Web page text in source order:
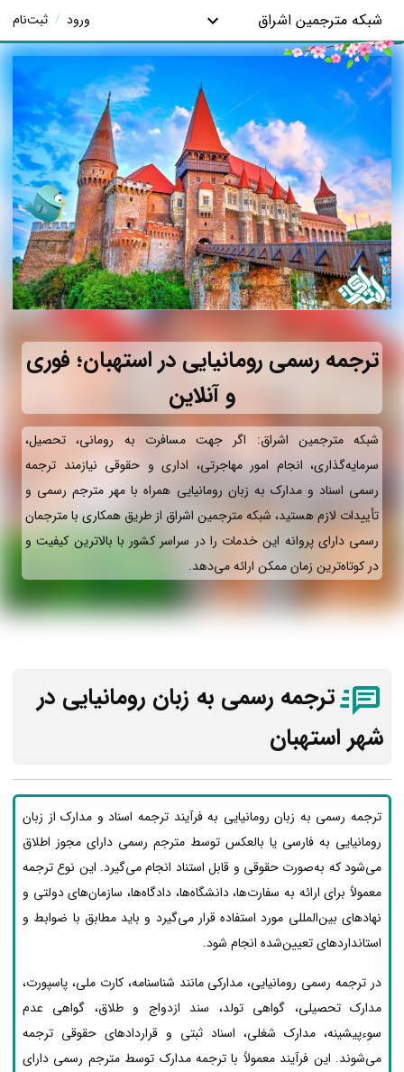
شبکه مترجمین اشراق ورود / ثبت‌نام
ترجمه رسمی رومانیایی در استهبان؛ فوری
و آنلاین
شبکه مترجمین اشراق: اگر جهت مسافرت به رومانی، تحصیل،
سرمایه‌گذاری، انجام امور مهاجرتی، اداری و حقوقی نیازمند ترجمه
رسمی اسناد و مدارک به زبان رومانیایی همراه با مهر مترجم رسمی و
تأییدات لازم هستید، شبکه مترجمین اشراق از طریق همکاری با مترجمان
رسمی دارای پروانه این خدمات را در سراسر کشور با بالاترین کیفیت و
در کوتاه‌ترین زمان ممکن ارائه می‌دهد.
ترجمه رسمی به زبان رومانیایی در
شهر استهبان
ترجمه رسمی به زبان رومانیایی به فرآیند ترجمه اسناد و مدارک از زبان
رومانیایی به فارسی یا بالعکس توسط مترجم رسمی دارای مجوز اطلاق
می‌شود که به‌صورت حقوقی و قابل استناد انجام می‌گیرد. این نوع ترجمه
معمولاً برای ارائه به سفارت‌ها، دانشگاه‌ها، دادگاه‌ها، سازمان‌های دولتی و
نهادهای بین‌المللی مورد استفاده قرار می‌گیرد و باید مطابق با ضوابط و
استانداردهای تعیین‌شده انجام شود.
در ترجمه رسمی رومانیایی، مدارکی مانند شناسنامه، کارت ملی، پاسپورت،
مدارک تحصیلی، گواهی تولد، سند ازدواج و طلاق، گواهی عدم
سوءپیشینه، مدارک شغلی، اسناد ثبتی و قراردادهای حقوقی ترجمه
می‌شوند. این فرآیند معمولاً با ترجمه مدارک توسط مترجم رسمی دارای